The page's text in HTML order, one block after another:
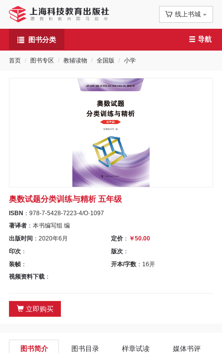
线上书城
图书分类
首
页
导航
首页 图书专区 教辅读物 全国版 小学
奥数试题分类训练与精析 五年级
ISBN ：978-7-5428-7223-4/O·1097
著译者 ：本书编写组 编
出版时间 ：2020年6月 定价： ￥50.00
印次 ： 版次：
装帧 ： 开本/字数：16开
视频资料下载 ：
立即购买
图书简介 图书目录 样章试读 媒体书评